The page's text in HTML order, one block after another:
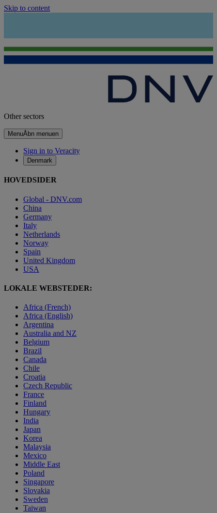
Skip to content
Other sectors
MenuÅbn menuen
Sign in to Veracity
Denmark
HOVEDSIDER
Global - DNV.com
China
Germany
Italy
Netherlands
Norway
Spain
United Kingdom
USA
LOKALE WEBSTEDER:
Africa (French)
Africa (English)
Argentina
Australia and NZ
Belgium
Brazil
Canada
Chile
Croatia
Czech Republic
France
Finland
Hungary
India
Japan
Korea
Malaysia
Mexico
Middle East
Poland
Singapore
Slovakia
Sweden
Taiwan